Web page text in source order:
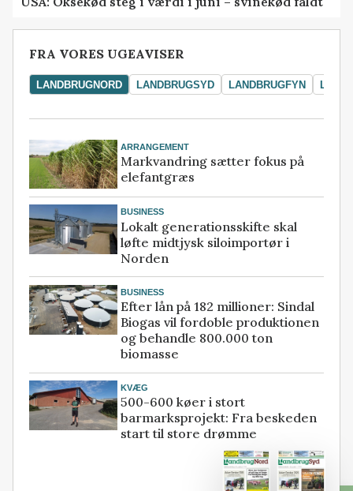
FRA VORES UGEAVISER
LANDBRUGNORD LANDBRUGSYD LANDBRUGFYN
ARRANGEMENT
Markvandring sætter fokus på
elefantgræs
BUSINESS
Lokalt generationsskifte skal
løfte midtjysk siloimportør i
Norden
BUSINESS
Efter lån på 182 millioner: Sindal
Biogas vil fordoble produktionen
og behandle 800.000 ton
biomasse
KVÆG
500-600 køer i stort
barmarksprojekt: Fra beskeden
start til store drømme